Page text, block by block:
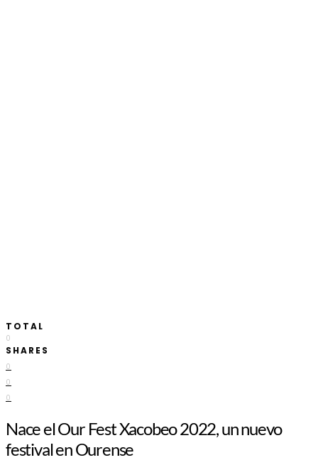
TOTAL
0
SHARES
0
0
0
Nace el Our Fest Xacobeo 2022, un nuevo
festival en Ourense